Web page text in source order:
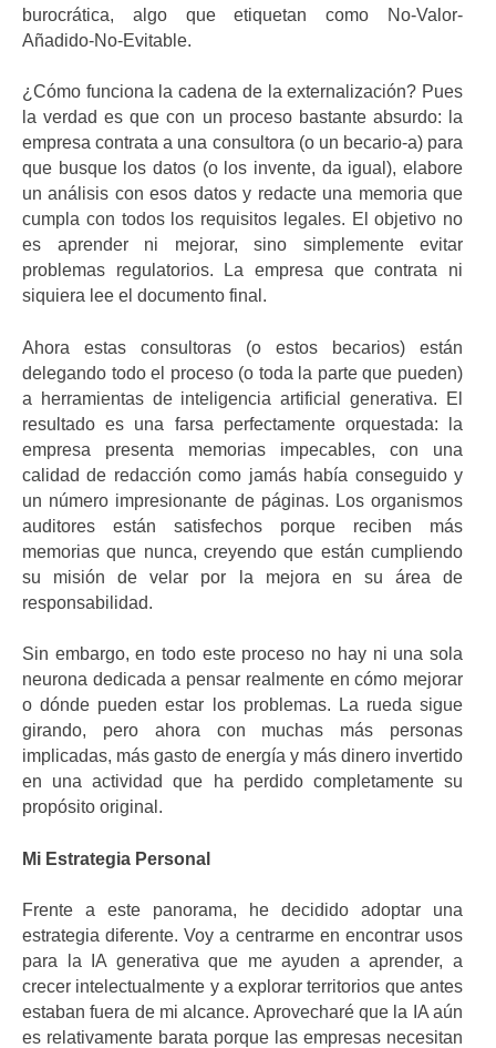
burocrática, algo que etiquetan como No-Valor-
Añadido-No-Evitable.
¿Cómo funciona la cadena de la externalización? Pues
la verdad es que con un proceso bastante absurdo: la
empresa contrata a una consultora (o un becario-a) para
que busque los datos (o los invente, da igual), elabore
un análisis con esos datos y redacte una memoria que
cumpla con todos los requisitos legales. El objetivo no
es aprender ni mejorar, sino simplemente evitar
problemas regulatorios. La empresa que contrata ni
siquiera lee el documento final.
Ahora estas consultoras (o estos becarios) están
delegando todo el proceso (o toda la parte que pueden)
a herramientas de inteligencia artificial generativa. El
resultado es una farsa perfectamente orquestada: la
empresa presenta memorias impecables, con una
calidad de redacción como jamás había conseguido y
un número impresionante de páginas. Los organismos
auditores están satisfechos porque reciben más
memorias que nunca, creyendo que están cumpliendo
su misión de velar por la mejora en su área de
responsabilidad.
Sin embargo, en todo este proceso no hay ni una sola
neurona dedicada a pensar realmente en cómo mejorar
o dónde pueden estar los problemas. La rueda sigue
girando, pero ahora con muchas más personas
implicadas, más gasto de energía y más dinero invertido
en una actividad que ha perdido completamente su
propósito original.
Mi Estrategia Personal
Frente a este panorama, he decidido adoptar una
estrategia diferente. Voy a centrarme en encontrar usos
para la IA generativa que me ayuden a aprender, a
crecer intelectualmente y a explorar territorios que antes
estaban fuera de mi alcance. Aprovecharé que la IA aún
es relativamente barata porque las empresas necesitan